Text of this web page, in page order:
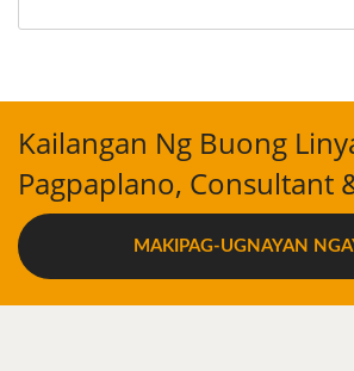
Kailangan Ng Buong
Pagpaplano, Consultant
MAKIPAG-UGNAYAN